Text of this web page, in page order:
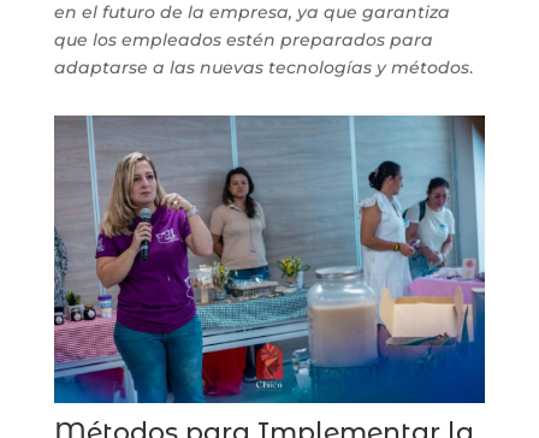
en el futuro de la empresa, ya que garantiza
que los empleados estén preparados para
adaptarse a las nuevas tecnologías y métodos.